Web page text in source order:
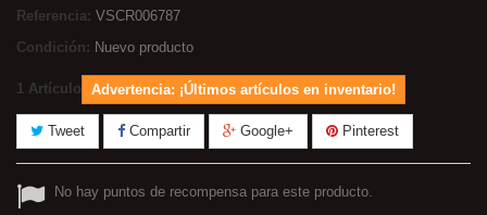
Referencia: VSCR006787
Condición: Nuevo producto
1 Artículo Advertencia: ¡Últimos artículos en inventario!
Tweet Compartir Google+ Pinterest
No hay puntos de recompensa para este producto.